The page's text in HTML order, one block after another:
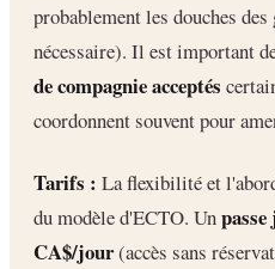
probablement les douches
nécessaire). Il est important
de compagnie acceptés
coordonnent souvent pour
Tarifs : La flexibilité et
du modèle d'ECTO. Un
CA$/jour(accès sans